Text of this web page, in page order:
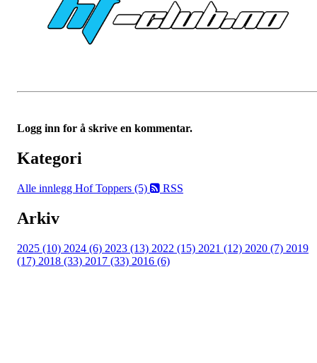
Logg inn for å skrive en kommentar.
Kategori
Alle innlegg Hof Toppers (5) RSS
Arkiv
2025 (10) 2024 (6) 2023 (13) 2022 (15) 2021 (12) 2020 (7) 2019
(17) 2018 (33) 2017 (33) 2016 (6)